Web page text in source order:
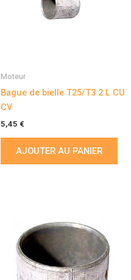
Moteur
Bague de bielle T25/T3 2 L CU
CV
5,45 €
AJOUTER AU PANIER